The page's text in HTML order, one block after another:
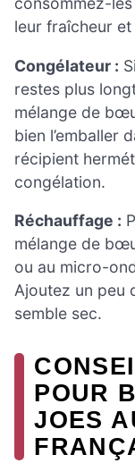
leur fraîcheur
Congélateur :
restes plus
mélange de
bien l’emballer
récipient
congélation.
Réchauffage :
mélange de
ou au micro-
Ajoutez un peu
semble sec.
POUR
JOES